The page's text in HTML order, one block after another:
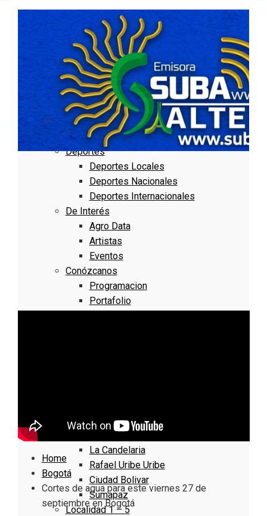
Lo Más Visto
Noticias
Informativo
Noticias Internacionales
Nacionales
Bogotá
Cundinamarca
Boyacá
Deportes
Deportes Locales
Deportes Nacionales
Deportes Internacionales
De Interés
Agro Data
Artistas
Eventos
Conózcanos
Programacion
Portafolio
Localidad 16 – 20
Puente Aranda
La Candelaria
Rafael Uribe Uribe
Ciudad Bolivar
Sumapaz
Localidad 1 – 5
Home
Bogotá
Cortes de agua para este viernes 27 de
septiembre en Bogotá